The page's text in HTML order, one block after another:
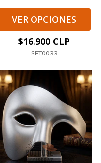
VER OPCIONES
$16.900 CLP
SET0033